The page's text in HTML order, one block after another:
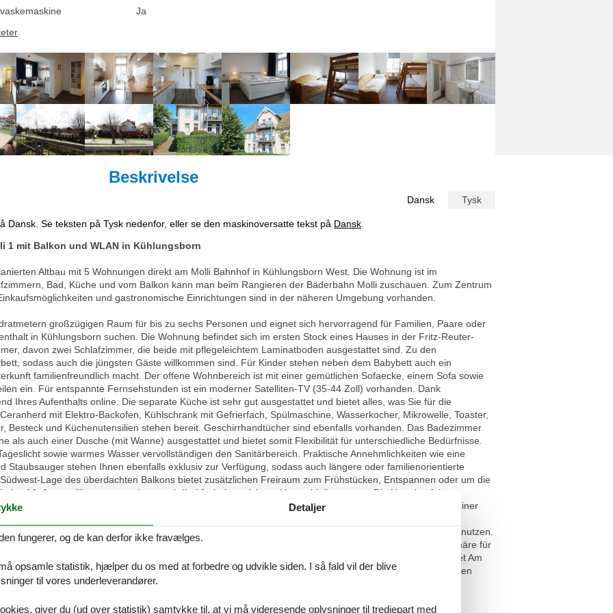
Ja
Beskrivelse
Dansk Tysk
Se teksten på Tysk nedenfor, eller se den maskinoversatte tekst på Dansk
1 mit Balkon und WLAN in Kühlungsborn
Altbau mit 5 Wohnungen direkt am Molli Bahnhof in Kühlungsborn West. Die Wohnung ist im
Bad, Küche und vom Balkon kann man beim Rangieren der Bäderbahn Molli zuschauen. Zum Zentrum
und gastronomische Einrichtungen sind in der näheren Umgebung vorhanden.
großzügigen Raum für bis zu sechs Personen und eignet sich hervorragend für Familien, Paare oder
in Kühlungsborn suchen. Die Wohnung befindet sich im ersten Stock eines Hauses in der Fritz-Reuter-
davon zwei Schlafzimmer, die beide mit pflegeleichtem Laminatboden ausgestattet sind. Zu den
sodass auch die jüngsten Gäste willkommen sind. Für Kinder stehen neben dem Babybett auch ein
familienfreundlich macht. Der offene Wohnbereich ist mit einer gemütlichen Sofaecke, einem Sofa sowie
ein. Für entspannte Fernsehstunden ist ein moderner Satelliten-TV (35-44 Zoll) vorhanden. Dank
Ihres Aufenthalts online. Die separate Küche ist sehr gut ausgestattet und bietet alles, was Sie für die
mit Elektro-Backofen, Kühlschrank mit Gefrierfach, Spülmaschine, Wasserkocher, Mikrowelle, Toaster,
Besteck und Küchenutensilien stehen bereit. Geschirrhandtücher sind ebenfalls vorhanden. Das Badezimmer
als auch einer Dusche (mit Wanne) ausgestattet und bietet somit Flexibilität für unterschiedliche Bedürfnisse.
sowie warmes Wasser vervollständigen den Sanitärbereich. Praktische Annehmlichkeiten wie eine
Staubsauger stehen Ihnen ebenfalls exklusiv zur Verfügung, sodass auch längere oder familienorientierte
Lage des überdachten Balkons bietet zusätzlichen Freiraum zum Frühstücken, Entspannen oder um die
auf Anfrage willkommen, sodass auch Ihr Vierbeiner nicht zu Hause bleiben muss. Die Unterkunft ist
direkt zur Wohnung gehört, sorgt für bequemes Parken, auch in den belebten Monaten des Jahres. Mit einer
sowohl die Natur als auch die zahlreichen Freizeitangebote der Umgebung schnell und unkompliziert zu nutzen.
eine durchdachte Ausstattung sowie die familienfreundlichen Details schaffen eine angenehme Atmosphäre für
eine vollständige Küchenausstattung, moderne Medien sowie eine günstige Lage zur Ostsee legen, bietet Am
sind willkommen. Zögern Sie nicht, sich Ihren Aufenthalt in dieser modernen und umfassend ausgestatteten
Detaljer
fungerer, og de kan derfor ikke fravælges.
opsamle statistik, hjælper du os med at forbedre og udvikle siden. I så fald vil der blive
til vores underleverandører.
giver du (ud over statistik) samtykke til, at vi må videresende oplysninger til tredjepart med